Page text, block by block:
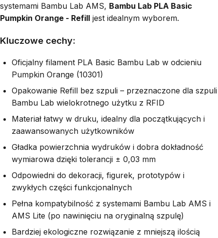
systemami Bambu Lab AMS, Bambu Lab PLA Basic
Pumpkin Orange - Refill jest idealnym wyborem.
Kluczowe cechy:
Oficjalny filament PLA Basic Bambu Lab w odcieniu
Pumpkin Orange (10301)
Opakowanie Refill bez szpuli – przeznaczone dla szpuli
Bambu Lab wielokrotnego użytku z RFID
Materiał łatwy w druku, idealny dla początkujących i
zaawansowanych użytkowników
Gładka powierzchnia wydruków i dobra dokładność
wymiarowa dzięki tolerancji ± 0,03 mm
Odpowiedni do dekoracji, figurek, prototypów i
zwykłych części funkcjonalnych
Pełna kompatybilność z systemami Bambu Lab AMS i
AMS Lite (po nawinięciu na oryginalną szpulę)
Bardziej ekologiczne rozwiązanie z mniejszą ilością